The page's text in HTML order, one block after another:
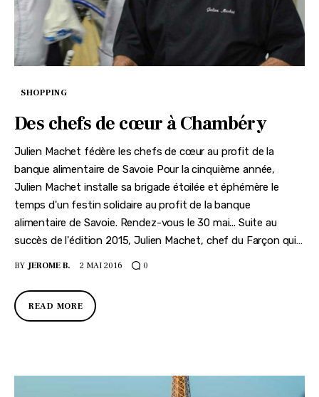
SHOPPING
Des chefs de cœur à Chambéry
Julien Machet fédère les chefs de cœur au profit de la
banque alimentaire de Savoie Pour la cinquième année,
Julien Machet installe sa brigade étoilée et éphémère le
temps d'un festin solidaire au profit de la banque
alimentaire de Savoie. Rendez-vous le 30 mai... Suite au
succès de l'édition 2015, Julien Machet, chef du Farçon qui…
BY JEROME B. 2 MAI 2016 0
READ MORE